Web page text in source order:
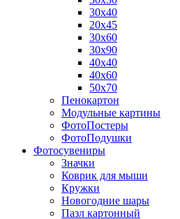
30х40
20х45
30х60
30х90
40х40
40х60
50х70
Пенокартон
Модульные картины
ФотоПостеры
ФотоПодушки
Фотоcувениры
Значки
Коврик для мыши
Кружки
Новогодние шары
Пазл картонный